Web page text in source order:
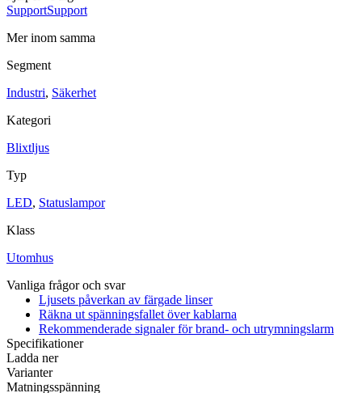
Blixtljus
BlixtljusSirener
Detektorer
Larmklockor
Tillbehör
Övrigt
TillbehörLED-indikatorerDetektorerMED-klassade
Larmkommunikation
SupportSupport
Mer inom samma
Segment
Industri, Säkerhet
Kategori
Blixtljus
Typ
LED, Statuslampor
Klass
Utomhus
Vanliga frågor och svar
Ljusets påverkan av färgade linser
Räkna ut spänningsfallet över kablarna
Rekommenderade signaler för brand- och utrymningslarm
Specifikationer
Ladda ner
Varianter
Matningsspänning